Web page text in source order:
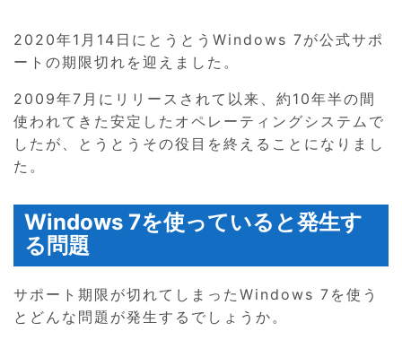
2020年1月14日にとうとうWindows 7が公式サポ
ートの期限切れを迎えました。
2009年7月にリリースされて以来、約10年半の間
使われてきた安定したオペレーティングシステムで
したが、とうとうその役目を終えることになりまし
た。
Windows 7を使っていると発生す
る問題
サポート期限が切れてしまったWindows 7を使う
とどんな問題が発生するでしょうか。